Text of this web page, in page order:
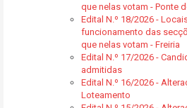
que nelas votam - Ponte
Edital N.º 18/2026 -
funcionamento das
que nelas votam - Freiria
Edital N.º 17/2026 -
admitidas
Edital N.º 16/2026 -
Loteamento